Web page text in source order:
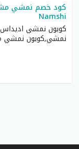
Namshi
كوبون نمشي
نمشي,كوبون نمشي